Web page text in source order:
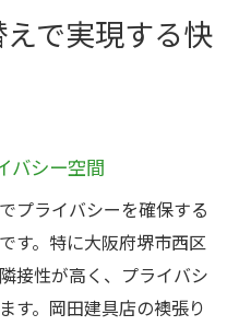
で実現する快
バシー空間
プライバシーを確保する
す。特に大阪府堺市西区
接性が高く、プライバシ
す。岡田建具店の襖張り